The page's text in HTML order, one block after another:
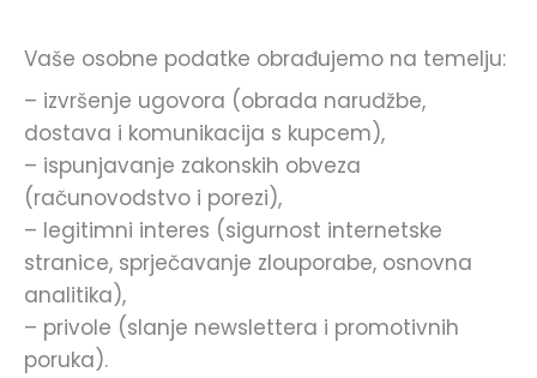
Vaše osobne podatke obrađujemo na temelju:
– izvršenje ugovora (obrada narudžbe,
dostava i komunikacija s kupcem),
– ispunjavanje zakonskih obveza
(računovodstvo i porezi),
– legitimni interes (sigurnost internetske
stranice, sprječavanje zlouporabe, osnovna
analitika),
– privole (slanje newslettera i promotivnih
poruka).